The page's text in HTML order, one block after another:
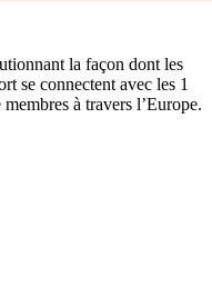
la façon dont les
se connectent avec les 1
à travers l’Europe.